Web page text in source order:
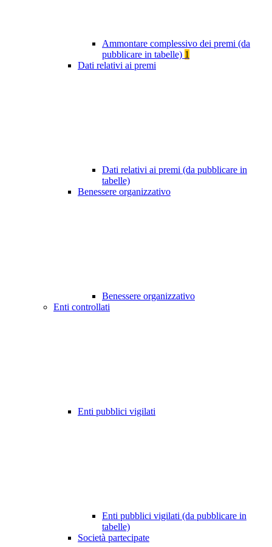
Ammontare complessivo dei premi (da
pubblicare in tabelle) 1
Dati relativi ai premi
Dati relativi ai premi (da pubblicare in
tabelle)
Benessere organizzativo
Benessere organizzativo
Enti controllati
Enti pubblici vigilati
Enti pubblici vigilati (da pubblicare in
tabelle)
Società partecipate